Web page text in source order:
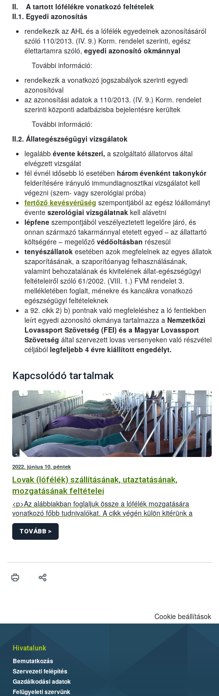
II. A tartott lófélékre vonatkozó feltételek
II.1. Egyedi azonosítás
rendelkezik az AHL és a lófélék egyedeinek azonosításáról
szóló 110/2013. (IV. 9.) Korm. rendelet szerinti, egész
élettartamra szóló, egyedi azonosító okmánnyal
További információ:
rendelkezik a vonatkozó jogszabályok szerinti egyedi
azonosítóval
az azonosítási adatok a 110/2013. (IV. 9.) Korm. rendelet
szerinti központi adatbázisba bejelentésre kerültek
További információ:
II.2. Állategészségügyi vizsgálatok
legalább évente kétszeri, a szolgáltató állatorvos által
elvégzett vizsgálat
fél évnél idősebb ló esetében három évenként takonykór
felderítésére irányuló immundiagnosztikai vizsgálatot kell
végezni (szem- vagy szerológiai próba)
fertőző kevésvérűség szempontjából az egész lóállományt
évente szerológiai vizsgálatnak kell alávetni
lépfene szempontjából veszélyeztetett legelőre járó, és
onnan származó takarmánnyal etetett egyed – az állattartó
költségére – megelőző védőoltásban részesül
tenyészállatok esetében azok megfelelnek az egyes állatok
szaporításának, a szaporítóanyag felhasználásának,
valamint behozatalának és kivitelének állat-egészségügyi
feltételeiről szóló 61/2002. (VIII. 1.) FVM rendelet 3.
mellékletében foglalt, ménekre és kancákra vonatkozó
egészségügyi feltételeknek
a 92. cikk 2) b) pontnak való megfeleléshez a ló fentiekben
leírt egyedi azonosító okmánya tartalmazza a Nemzetközi
Lovassport Szövetség (FEI) és a Magyar Lovassport
Szövetség által szervezett lovas versenyeken való részvétel
céljából legfeljebb 4 évre kiállított engedélyt.
Kapcsolódó tartalmak
2022. június 10, péntek
Lovak (lófélék) szállításának, utaztatásának,
mozgatásának feltételei
<p>Az alábbiakban foglaljuk össze a lófélék mozgatására
vonatkozó főbb tudnivalókat. A cikk végén külön kitérünk a
Kárpát-medencei lovas túrákkal kapcsolatos információkra.</p>
TOVÁBB >
Cookie beállítások
Hivatalunk
Bemutatkozás
Szervezeti felépítés
Gazdálkodási adatok
Felügyeleti szervünk